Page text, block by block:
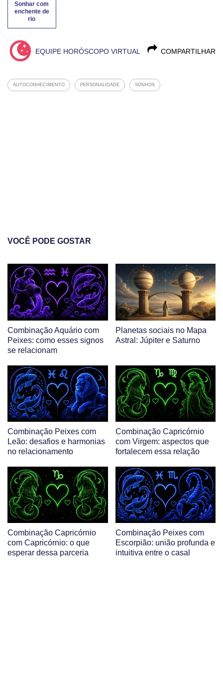
Sonhar com
enchente de
rio
COMPARTILHAR
EQUIPE HORÓSCOPO VIRTUAL
AUTOCONHECIMENTO PERSONALIDADE SONHOS
VOCÊ PODE GOSTAR
Combinação Aquário com
Peixes: como esses signos
se relacionam
Planetas sociais no Mapa
Astral: Júpiter e Saturno
Combinação Peixes com
Leão: desafios e harmonias
no relacionamento
Combinação Capricórnio
com Virgem: aspectos que
fortalecem essa relação
Combinação Capricórnio
com Capricórnio: o que
esperar dessa parceria
Combinação Peixes com
Escorpião: união profunda e
intuitiva entre o casal